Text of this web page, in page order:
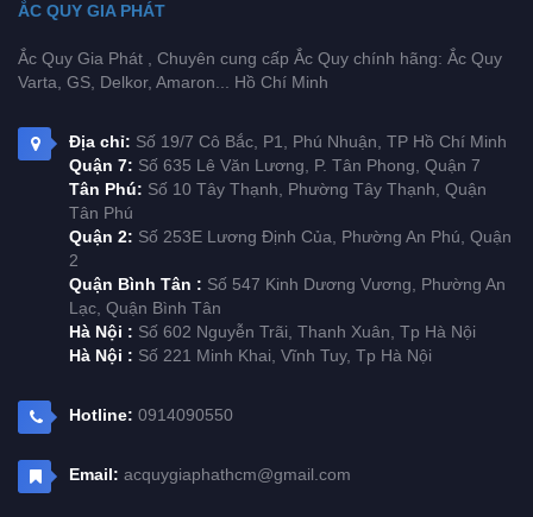
ẮC QUY GIA PHÁT
Ắc Quy Gia Phát , Chuyên cung cấp Ắc Quy chính hãng: Ắc Quy
Varta, GS, Delkor, Amaron... Hồ Chí Minh
Địa chỉ: Số 19/7 Cô Bắc, P1, Phú Nhuận, TP Hồ Chí Minh
Quận 7: Số 635 Lê Văn Lương, P. Tân Phong, Quận 7
Tân Phú: Số 10 Tây Thạnh, Phường Tây Thạnh, Quận
Tân Phú
Quận 2: Số 253E Lương Định Của, Phường An Phú, Quận
2
Quận Bình Tân : Số 547 Kinh Dương Vương, Phường An
Lạc, Quận Bình Tân
Hà Nội : Số 602 Nguyễn Trãi, Thanh Xuân, Tp Hà Nội
Hà Nội : Số 221 Minh Khai, Vĩnh Tuy, Tp Hà Nội
Hotline: 0914090550
Email: acquygiaphathcm@gmail.com